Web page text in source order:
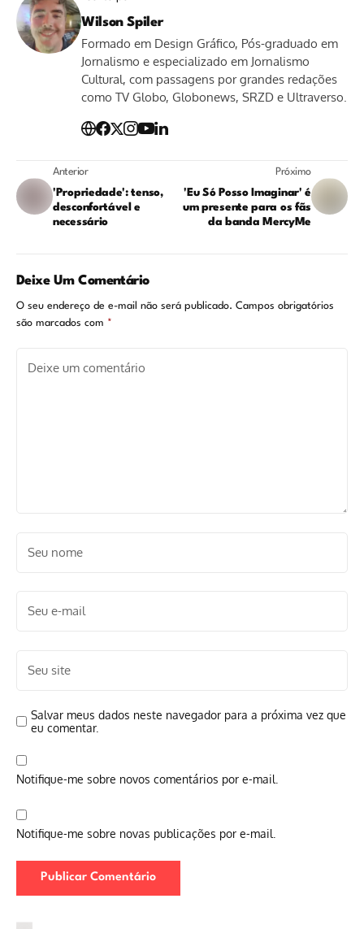
Wilson Spiler
Formado em Design Gráfico, Pós-graduado em
Jornalismo e especializado em Jornalismo
Cultural, com passagens por grandes redações
como TV Globo, Globonews, SRZD e Ultraverso.
Anterior
'Propriedade': tenso,
desconfortável e
necessário
Próximo
'Eu Só Posso Imaginar' é
um presente para os fãs
da banda MercyMe
Deixe Um Comentário
O seu endereço de e-mail não será publicado. Campos obrigatórios
são marcados com *
Salvar meus dados neste navegador para a próxima vez que
eu comentar.
Notifique-me sobre novos comentários por e-mail.
Notifique-me sobre novas publicações por e-mail.